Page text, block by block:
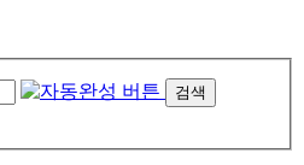
검색